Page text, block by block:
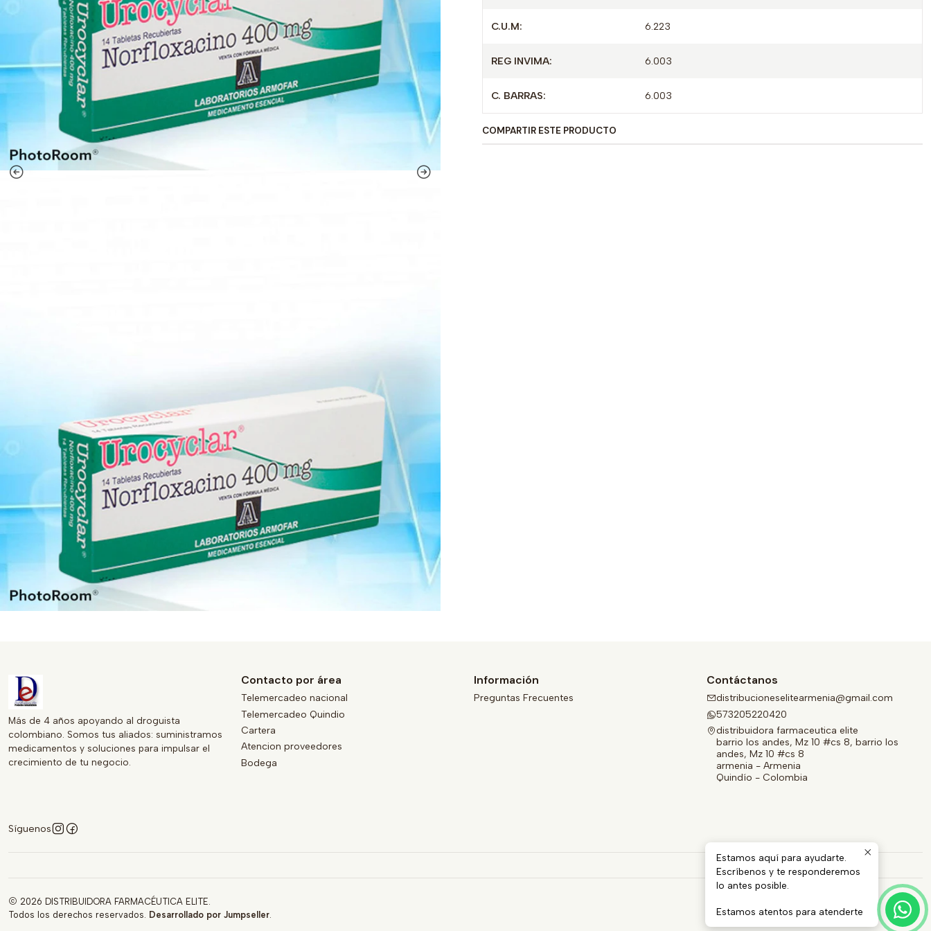
C.U.M: 6.223
REG INVIMA: 6.003
C. BARRAS: 6.003
COMPARTIR ESTE PRODUCTO
Más de 4 años apoyando al droguista
colombiano. Somos tus aliados: suministramos
medicamentos y soluciones para impulsar el
crecimiento de tu negocio.
Síguenos
Contacto por área
Telemercadeo nacional
Telemercadeo Quindio
Cartera
Atencion proveedores
Bodega
Información
Preguntas Frecuentes
Contáctanos
distribucioneselitearmenia@gmail.com
573205220420
distribuidora farmaceutica elite
barrio los andes, Mz 10 #cs 8, barrio los
andes, Mz 10 #cs 8
armenia - Armenia
Quindío - Colombia
2026 DISTRIBUIDORA FARMACÉUTICA ELITE.
Todos los derechos reservados. Desarrollado por Jumpseller.
Estamos aquí para ayudarte.
Escríbenos y te responderemos
lo antes posible.
Estamos atentos para atenderte